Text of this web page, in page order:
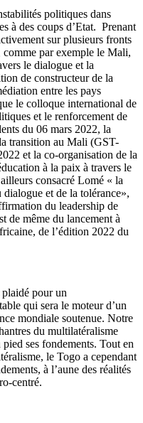
politiques dans
à des coups d’Etat. Prenant
sur plusieurs fronts
par exemple le Mali,
le dialogue et la
de constructeur de la
entre les pays
le colloque international de
et le renforcement de
du 06 mars 2022, la
transition au Mali (GST-
et la co-organisation de la
à la paix à travers le
consacré Lomé « la
et de la tolérance»,
du leadership de
de même du lancement à
de l’édition 2022 du
pour un
qui sera le moteur d’un
mondiale soutenue. Notre
du multilatéralisme
ses fondements. Tout en
le Togo a cependant
à l’aune des réalités
centré.